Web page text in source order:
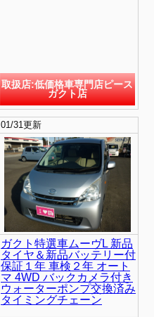
取扱店:低価格車専門店ピース
ガクト店
01/31更新
ガクト特選車ムーヴL 新品
タイヤ＆新品バッテリー付
保証１年 車検２年 オート
マ 4WD バックカメラ付き
ウォーターポンプ交換済み
タイミングチェーン